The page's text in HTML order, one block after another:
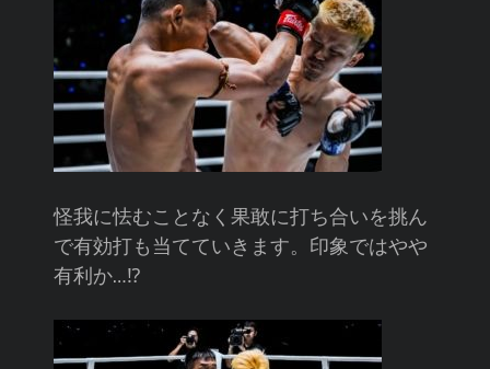
怪我に怯むことなく果敢に打ち合いを挑ん
で有効打も当てていきます。印象ではやや
有利か…⁉︎